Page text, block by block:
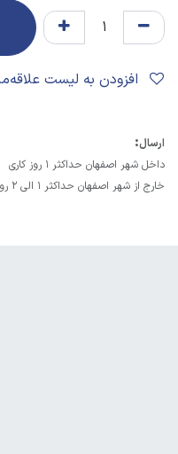
ارسال:
داخل شهر اصفهان حداکثر 1 روز کاری
خارج از شهر اصفهان حداکثر 1 الی 2 روز کاری